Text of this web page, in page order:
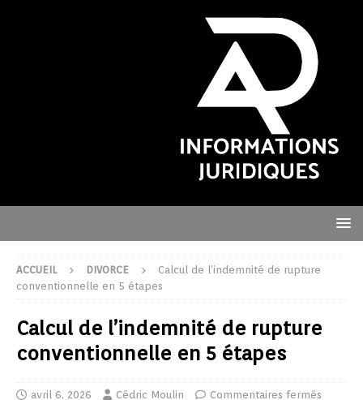
ACCUEIL DIVORCE
Calcul de l’indemnité de rupture
conventionnelle en 5 étapes
Calcul de l’indemnité de rupture
conventionnelle en 5 étapes
avril 6, 2026 Cédric Moulin Commentaires fermés